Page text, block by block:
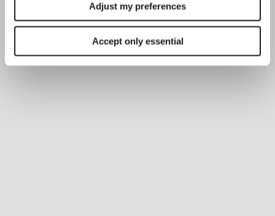
Adjust my preferences
Accept only essential